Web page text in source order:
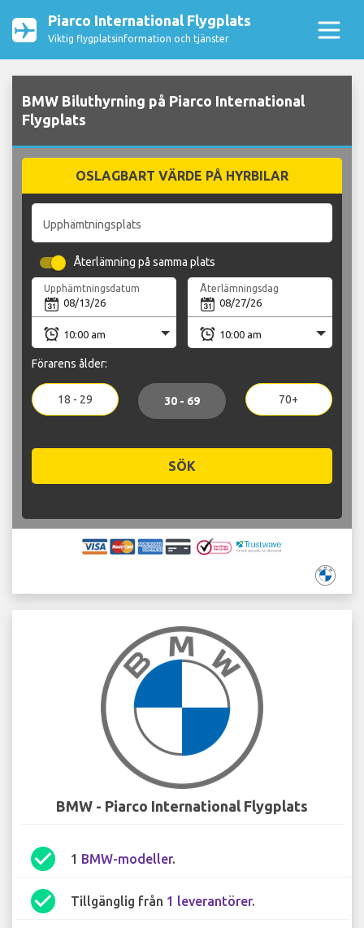
Piarco International Flygplats
Viktig flygplatsinformation och tjänster
BMW Biluthyrning på Piarco International
Flygplats
OSLAGBART VÄRDE PÅ HYRBILAR
Upphämtningsplats
Återlämning på samma plats
Upphämtningsdatum Återlämningsdag
Förarens ålder:
18 - 29 30 - 69 70+
SÖK
BMW - Piarco International Flygplats
check_circle 1 BMW-modeller.
check_circle Tillgänglig från 1 leverantörer.